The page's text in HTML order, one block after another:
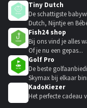
Tiny Dutch
De schattigste
Dutch, Nijntje en
Fish24 shop
Bij ons vind je alles
Of je nu een gepas...
Golf Pro
De beste
Skymax bij elkaar
KadoKiezer
Het perfecte cadeau